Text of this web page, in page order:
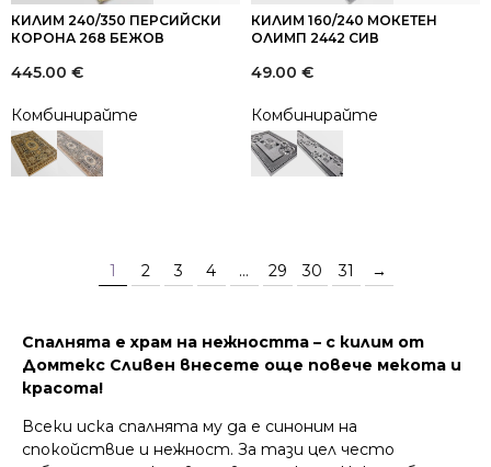
КИЛИМ 240/350 ПЕРСИЙСКИ
КОРОНА 268 БЕЖОВ
445.00 €
Комбинирайте
КИЛИМ 160/240 МОКЕТЕН
ОЛИМП 2442 СИВ
49.00 €
Комбинирайте
1 2 3 4 … 29 30 31 →
Спалнята е храм на нежността – с килим от
Домтекс Сливен внесете още повече мекота и
красота!
Всеки иска спалнята му да е синоним на
спокойствие и нежност. За тази цел често